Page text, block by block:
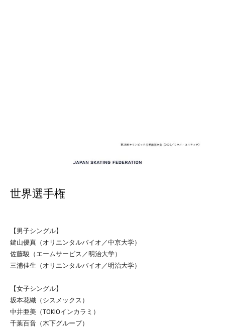
世界選手権
【男子シングル】
鍵山優真（オリエンタルバイオ／中京大学）
佐藤駿（エームサービス／明治大学）
三浦佳生（オリエンタルバイオ／明治大学）
【女子シングル】
坂本花織（シスメックス）
中井亜美（TOKIOインカラミ）
千葉百音（木下グループ）